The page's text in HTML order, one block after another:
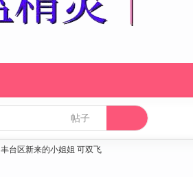
帖子
丰台区新来的小姐姐 可双飞